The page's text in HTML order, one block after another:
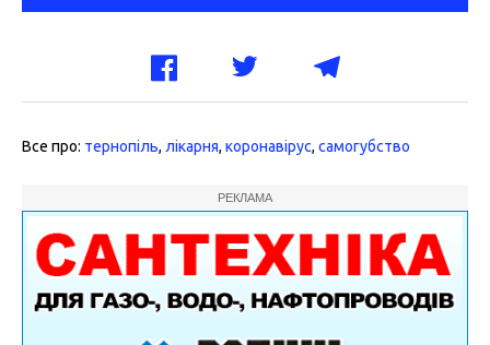
Все про: тернопіль, лікарня, коронавірус, самогубство
РЕКЛАМА